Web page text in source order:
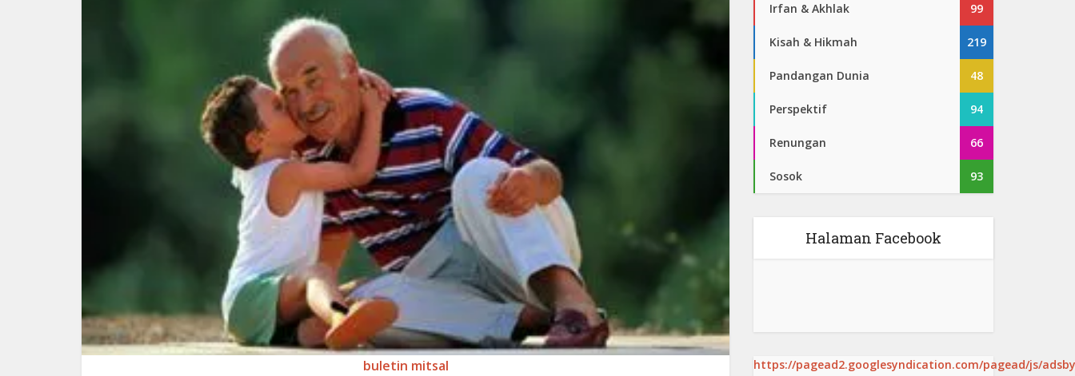
buletin mitsal
Irfan & Akhlak 99
Kisah & Hikmah 219
Pandangan Dunia 48
Perspektif 94
Renungan 66
Sosok 93
Halaman Facebook
https://pagead2.googlesyndication.com/pagead/js/